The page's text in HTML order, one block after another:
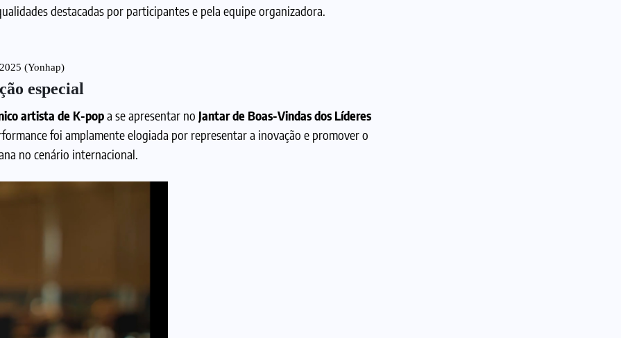
destacadas por participantes e pela equipe organizadora.
(Yonhap)
especial
artista de K-popa se apresentar no Jantar de Boas-Vindas dos Líderes
foi amplamente elogiada por representar a inovação e promover o
no cenário internacional.